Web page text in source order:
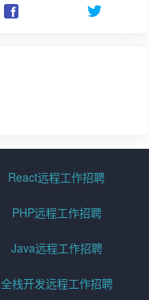
React远程工作招聘
PHP远程工作招聘
Java远程工作招聘
全栈开发远程工作招聘